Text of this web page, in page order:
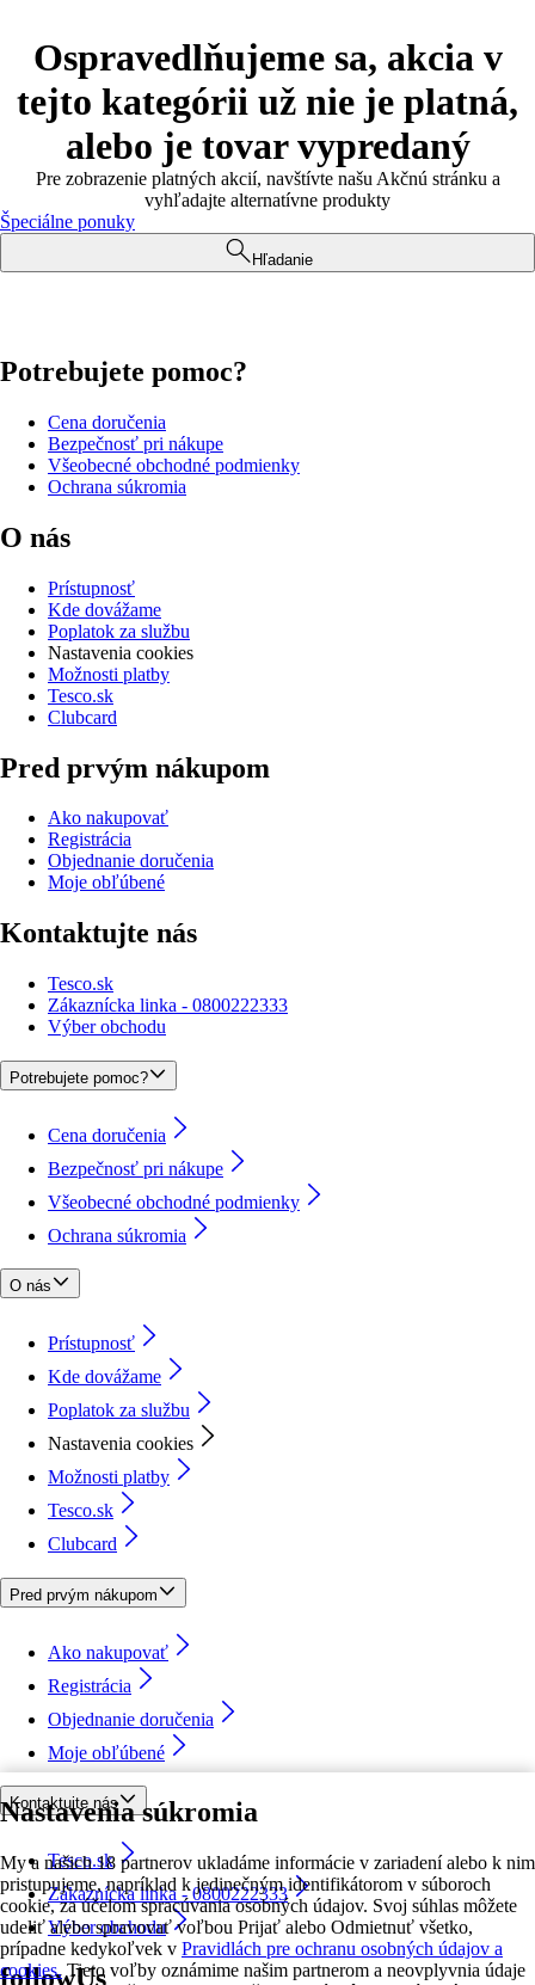
Nastavenia súkromia
My a našich 18 partnerov ukladáme informácie v zariadení alebo k nim
pristupujeme, napríklad k jedinečným identifikátorom v súboroch
cookie, za účelom spracúvania osobných údajov. Svoj súhlas môžete
udeliť alebo spravovať voľbou Prijať alebo Odmietnuť všetko,
prípadne kedykoľvek v Pravidlách pre ochranu osobných údajov a
cookies. Tieto voľby oznámime našim partnerom a neovplyvnia údaje
Ospravedlňujeme sa, akcia v
tejto kategórii už nie je platná,
alebo je tovar vypredaný
Pre zobrazenie platných akcií, navštívte našu Akčnú stránku a
vyhľadajte alternatívne produkty
Špeciálne ponuky
Hľadanie
Potrebujete pomoc?
Cena doručenia
Bezpečnosť pri nákupe
Všeobecné obchodné podmienky
Ochrana súkromia
O nás
Prístupnosť
Kde dovážame
Poplatok za službu
Nastavenia cookies
Možnosti platby
Tesco.sk
Clubcard
Pred prvým nákupom
Ako nakupovať
Registrácia
Objednanie doručenia
Moje obľúbené
Kontaktujte nás
Tesco.sk
Zákaznícka linka - 0800222333
Výber obchodu
Potrebujete pomoc?
Cena doručenia
Bezpečnosť pri nákupe
Všeobecné obchodné podmienky
Ochrana súkromia
O nás
Prístupnosť
Kde dovážame
Poplatok za službu
Nastavenia cookies
Možnosti platby
Tesco.sk
Clubcard
Pred prvým nákupom
Ako nakupovať
Registrácia
Objednanie doručenia
Moje obľúbené
Kontaktujte nás
Tesco.sk
Zákaznícka linka - 0800222333
Výber obchodu
followUs